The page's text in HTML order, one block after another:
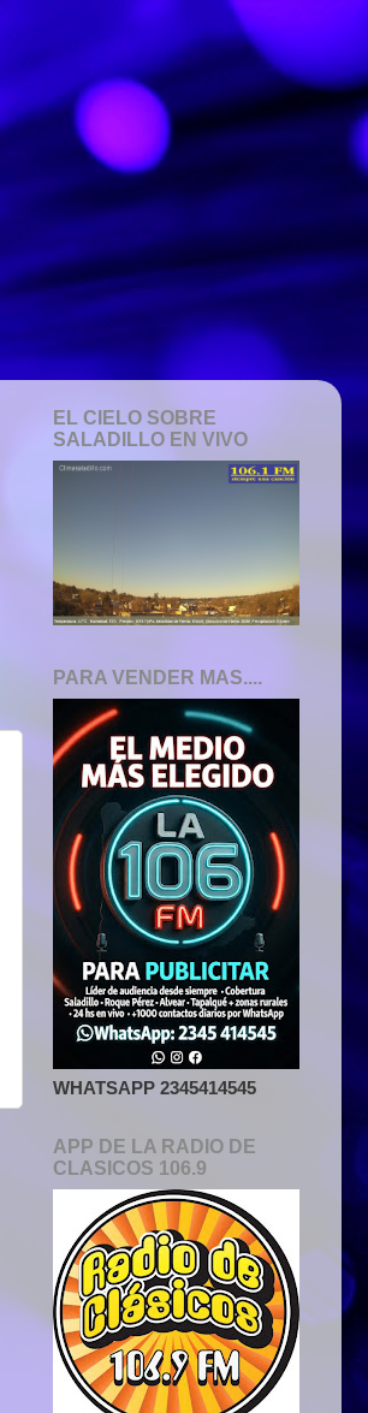
EL CIELO SOBRE
SALADILLO EN VIVO
PARA VENDER MAS....
WHATSAPP 2345414545
APP DE LA RADIO DE
CLASICOS 106.9